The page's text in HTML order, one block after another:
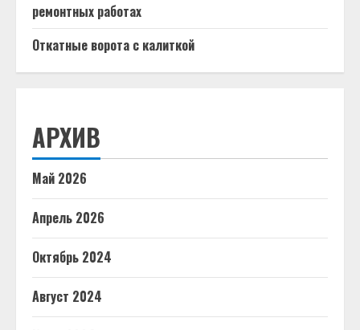
ремонтных работах
Откатные ворота с калиткой
АРХИВ
Май 2026
Апрель 2026
Октябрь 2024
Август 2024